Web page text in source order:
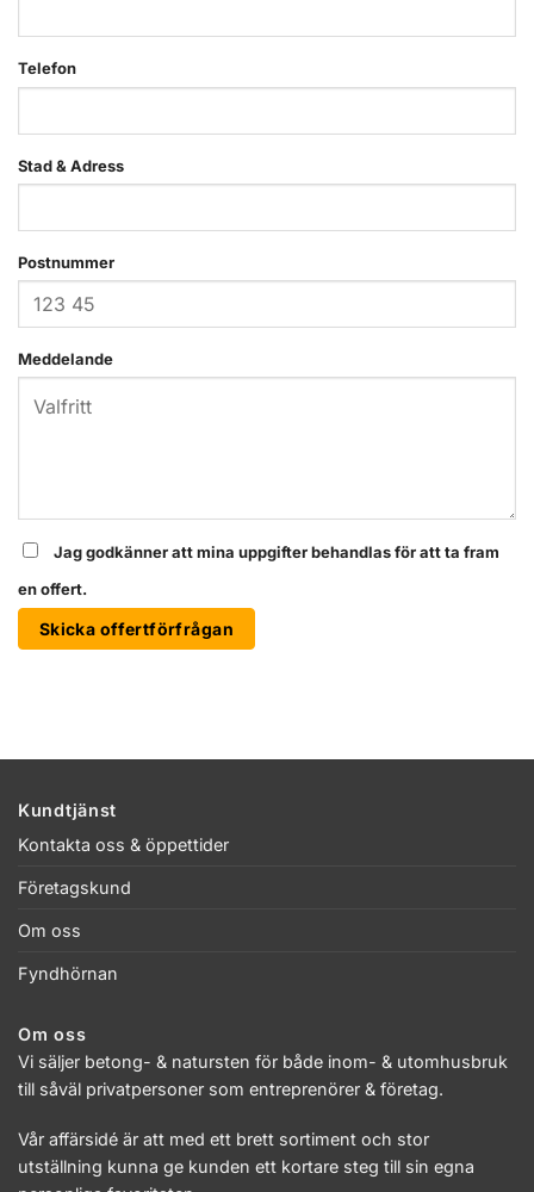
Telefon
Stad & Adress
Postnummer
Meddelande
Jag godkänner att mina uppgifter behandlas för att ta fram
en offert.
Skicka offertförfrågan
Kundtjänst
Kontakta oss & öppettider
Företagskund
Om oss
Fyndhörnan
Om oss
Vi säljer betong- & natursten för både inom- & utomhusbruk
till såväl privatpersoner som entreprenörer & företag.
Vår affärsidé är att med ett brett sortiment och stor
utställning kunna ge kunden ett kortare steg till sin egna